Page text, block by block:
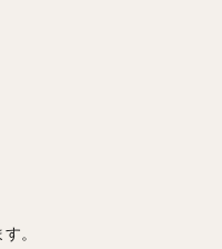
す。